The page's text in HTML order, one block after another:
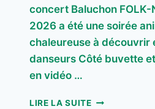
concert Baluchon
2026 a été une soirée
chaleureuse à découvrir
danseurs Côté buvette
en vidéo …
LIRE LA SUITEFOLK